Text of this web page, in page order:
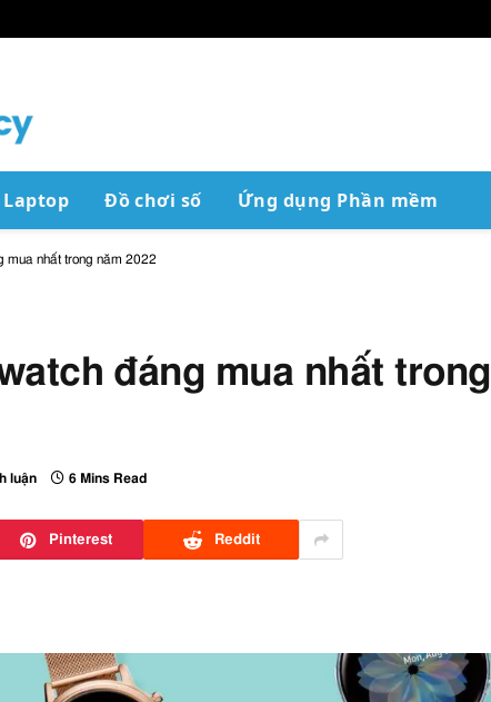
Laptop Đồ chơi số Ứng dụng Phần mềm
mua nhất trong năm 2022
đáng mua nhất trong
luận 6 Mins Read
Pinterest Reddit